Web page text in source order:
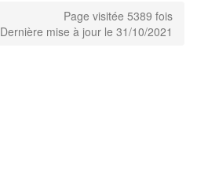
Page visitée 5389 fois
Dernière mise à jour le 31/10/2021